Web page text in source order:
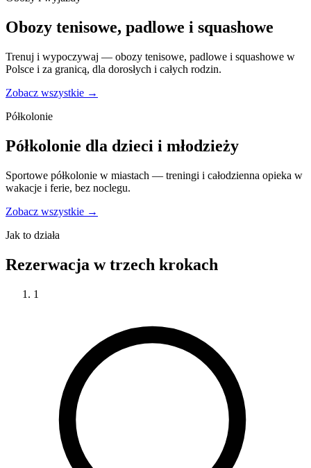
Obozy tenisowe, padlowe i squashowe
Trenuj i wypoczywaj — obozy tenisowe, padlowe i squashowe w
Polsce i za granicą, dla dorosłych i całych rodzin.
Zobacz wszystkie →
Półkolonie
Półkolonie dla dzieci i młodzieży
Sportowe półkolonie w miastach — treningi i całodzienna opieka w
wakacje i ferie, bez noclegu.
Zobacz wszystkie →
Jak to działa
Rezerwacja w trzech krokach
1